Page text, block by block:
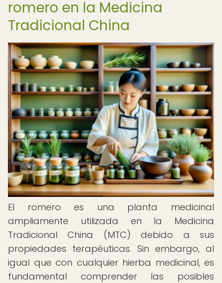
romero en la Medicina
Tradicional China
El romero es una planta medicinal
ampliamente utilizada en la Medicina
Tradicional China (MTC) debido a sus
propiedades terapéuticas. Sin embargo, al
igual que con cualquier hierba medicinal, es
fundamental comprender las posibles